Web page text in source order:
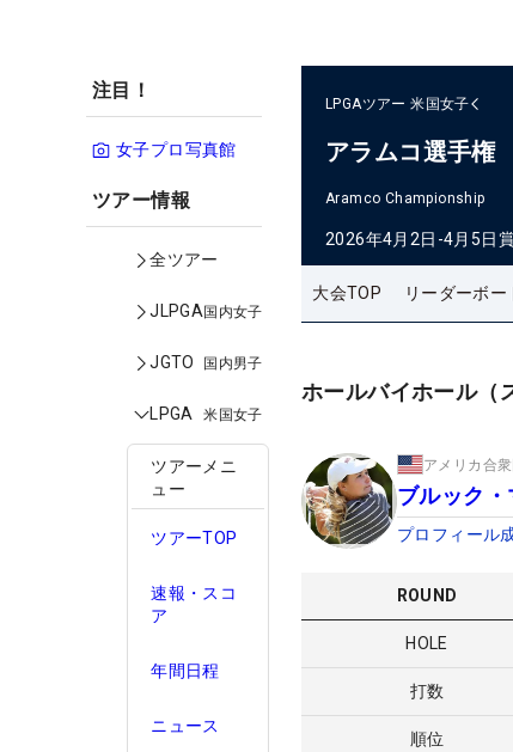
注目！
女子プロ写真館
ツアー情報
全ツアー
JLPGA国内女子
JGTO 国内男子
LPGA 米国女子
ツアーメニ
ュー
ツアーTOP
速報・スコ
ア
年間日程
ニュース
LPGAツアー 米国女子
アラムコ選手権
Aramco Championship
2026年4月2日-4月5日
大会TOP リーダーボー
ホールバイホール（
アメリカ合
ブルック
プロフィール
ROUND
HOLE
打数
順位